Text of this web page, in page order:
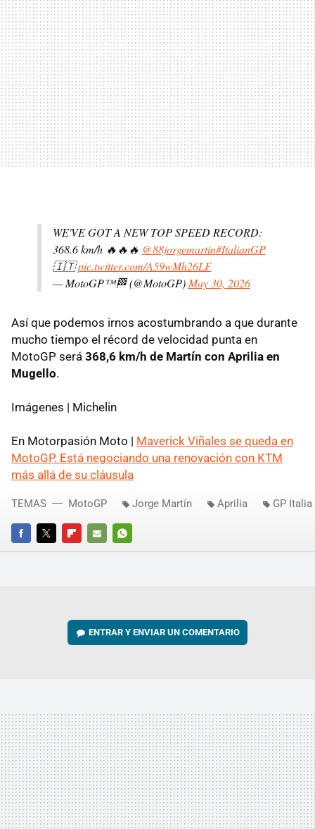
WE'VE GOT A NEW TOP SPEED RECORD:
368.6 km/h 🔥🔥🔥 @88jorgemartin#ItalianGP
🇮🇹pic.twitter.com/A59wMh26LF
— MotoGP™🏁 (@MotoGP) May 30, 2026
Así que podemos irnos acostumbrando a que durante
mucho tiempo el récord de velocidad punta en
MotoGP será 368,6 km/h de Martín con Aprilia en
Mugello.
Imágenes | Michelin
En Motorpasión Moto | Maverick Viñales se queda en
MotoGP. Está negociando una renovación con KTM
más allá de su cláusula
FACEBOOKTWITTERFLIPBOARD
E-
WHATSAPP
TEMAS MotoGP Jorge Martín Aprilia GP Italia
ENTRAR Y ENVIAR UN COMENTARIO